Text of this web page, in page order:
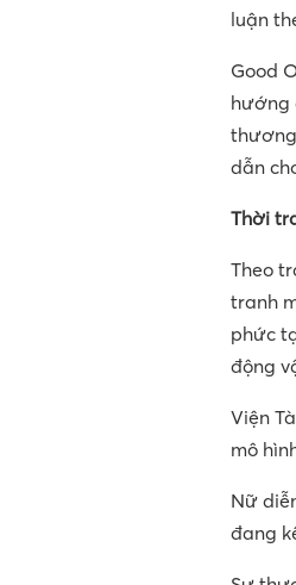
luận
Good
hướng
dẫn
Thời
Theo
tranh
phức
động
Viện
mô
Nữ
đang